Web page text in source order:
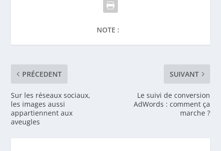
NOTE :
PRÉCEDENT
Sur les réseaux sociaux,
les images aussi
appartiennent aux
aveugles
SUIVANT
Le suivi de conversion
AdWords : comment ça
marche ?